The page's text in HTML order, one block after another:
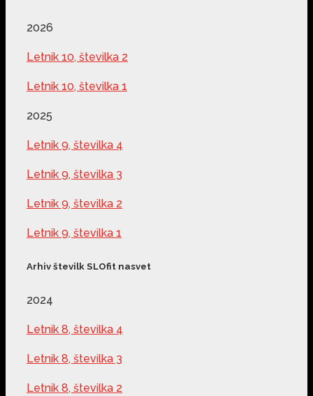
2026
Letnik 10, številka 2
Letnik 10, številka 1
2025
Letnik 9, številka 4
Letnik 9, številka 3
Letnik 9, številka 2
Letnik 9, številka 1
Arhiv številk SLOfit nasvet
2024
Letnik 8, številka 4
Letnik 8, številka 3
Letnik 8, številka 2